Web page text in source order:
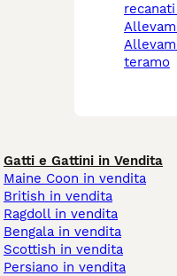
allevamento cani
teramo
Gatti e Gattini in Vendita
Maine Coon in vendita
British in vendita
Ragdoll in vendita
Bengala in vendita
Scottish in vendita
Persiano in vendita